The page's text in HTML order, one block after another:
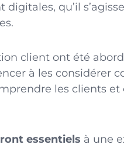
qu’il
client ont été
à les considérer
les clients et
essentiels à une